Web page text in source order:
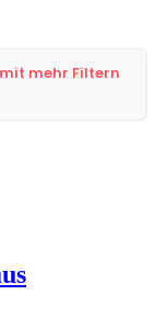
mehr Filtern